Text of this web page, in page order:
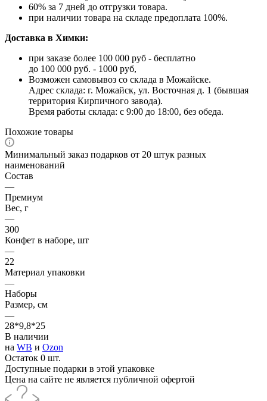
60% за 7 дней до отгрузки товара.
при наличии товара на складе предоплата 100%.
Доставка в Химки:
при заказе более 100 000 руб - бесплатно
до 100 000 руб. - 1000 руб,
Возможен самовывоз со склада в Можайске.
Адрес склада: г. Можайск, ул. Восточная д. 1 (бывшая
территория Кирпичного завода).
Время работы склада: с 9:00 до 18:00, без обеда.
Похожие товары
Минимальный заказ подарков от 20 штук разных
наименований
Состав
—
Премиум
Вес, г
—
300
Конфет в наборе, шт
—
22
Материал упаковки
—
Наборы
Размер, см
—
28*9,8*25
В наличии
на WB и Ozon
Остаток 0 шт.
Доступные подарки в этой упаковке
Цена на сайте не является публичной офертой